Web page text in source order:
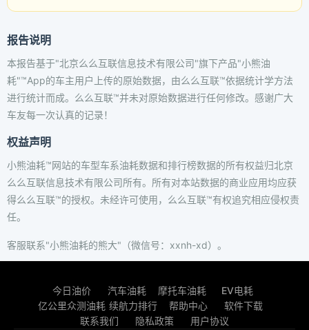
报告说明
本报告基于"北京么么互联信息技术有限公司"旗下产品"小熊油
耗"™App的车主用户上传的原始数据，由么么互联™依据统计学方法
进行统计而成。么么互联™并未对原始数据进行任何修改。感谢广大
车友每一次认真的记录！
权益声明
小熊油耗™网站的车型车系油耗数据和排行榜数据的所有权益归北京
么么互联信息技术有限公司所有。所有对本站数据的商业应用均应获
得么么互联™的授权。未经许可使用，么么互联™有权追究相应侵权责
任。
客服联系"小熊油耗的熊大"（微信号：xxnh-xd）。
今日油价 汽车油耗 摩托车油耗
EV电耗
亿公里众测油耗 续航力排行 帮助中心
软件下载
联系我们
隐私政策 用户协议